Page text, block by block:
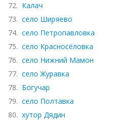
72. Калач
73. село Ширяево
74. село Петропавловка
75. село Красносёловка
76. село Нижний Мамон
77. село Журавка
78. Богучар
79. село Полтавка
80. хутор Дядин